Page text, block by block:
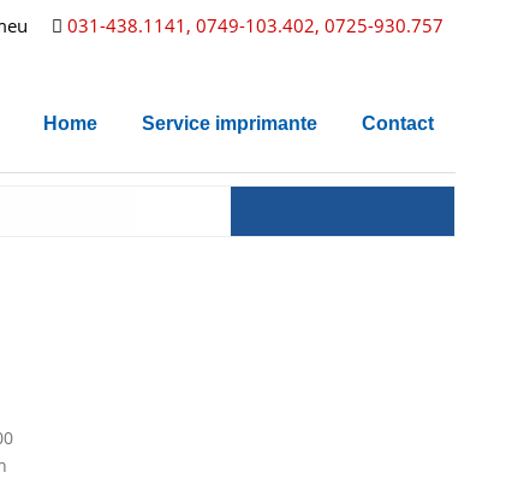
031-438.1141, 0749-103.402, 0725-930.757
Home Service imprimante Contact